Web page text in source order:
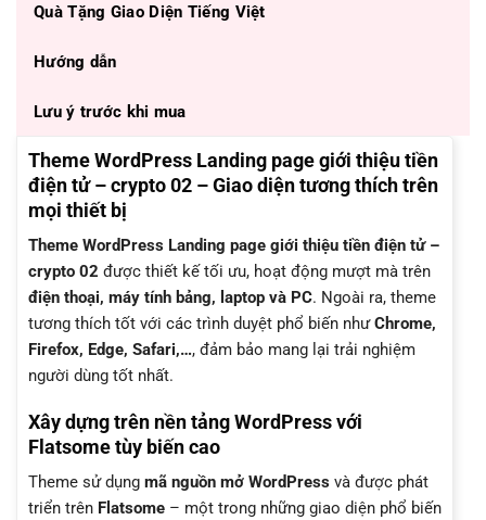
Quà Tặng Giao Diện Tiếng Việt
Hướng dẫn
Lưu ý trước khi mua
Theme WordPress Landing page giới thiệu tiền
điện tử – crypto 02 – Giao diện tương thích trên
mọi thiết bị
Theme WordPress Landing page giới thiệu tiền điện tử –
crypto 02 được thiết kế tối ưu, hoạt động mượt mà trên
điện thoại, máy tính bảng, laptop và PC. Ngoài ra, theme
tương thích tốt với các trình duyệt phổ biến nhưChrome,
Firefox, Edge, Safari,…, đảm bảo mang lại trải nghiệm
người dùng tốt nhất.
Xây dựng trên nền tảng WordPress với
Flatsome tùy biến cao
Theme sử dụng mã nguồn mở WordPress và được phát
triển trên Flatsome – một trong những giao diện phổ biến